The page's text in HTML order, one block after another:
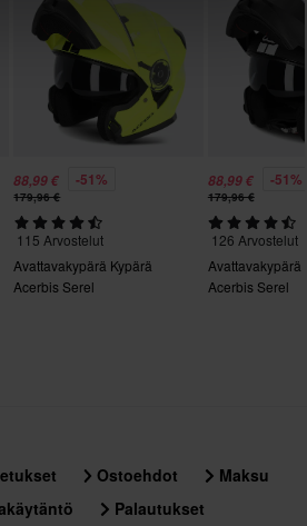
hyväksynnällä turvallisuudelle
kypärän hätäpoistoa varten
Irrotettava vuori,
valmius
356 x 414 x 344 mm
XXL
88,99 € -51%
179,96 €
115 Arvostelut
Avattavakypärä Kypärä
Acerbis Serel
88,99 € -51%
179,96 €
126 Arvostelut
Avattavakypärä
Acerbis Serel
Ostoehdot
Maksu
Palautukset